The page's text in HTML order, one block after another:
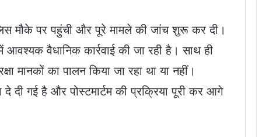
मौके पर पहुंची और पूरे मामले की जांच शुरू कर दी।
वैधानिक कार्रवाई की जा रही है। साथ ही
मानकों का पालन किया जा रहा था या नहीं।
दी गई है और पोस्टमार्टम की प्रक्रिया पूरी कर आगे